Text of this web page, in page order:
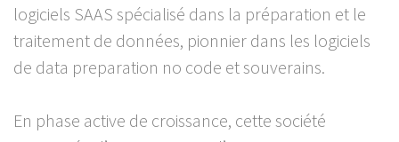
logiciels SAAS spécialisé dans la préparation et le
traitement de données, pionnier dans les logiciels
de data preparation no code et souverains.
En phase active de croissance, cette société